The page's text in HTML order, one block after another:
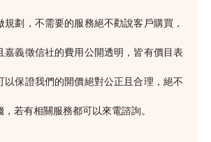
規劃，不需要的服務絕不勸說客戶購買，
嘉義徵信社的費用公開透明，皆有價目表
以保證我們的開價絕對公正且合理，絕不
若有相關服務都可以來電諮詢。